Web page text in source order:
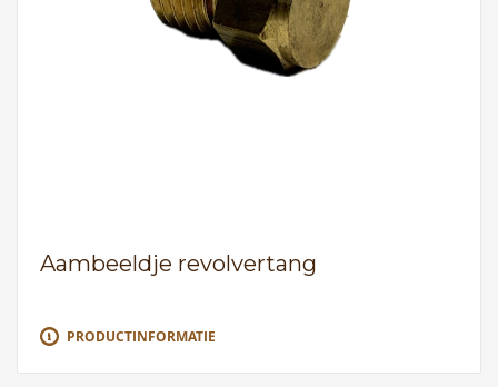
Aambeeldje revolvertang
PRODUCTINFORMATIE